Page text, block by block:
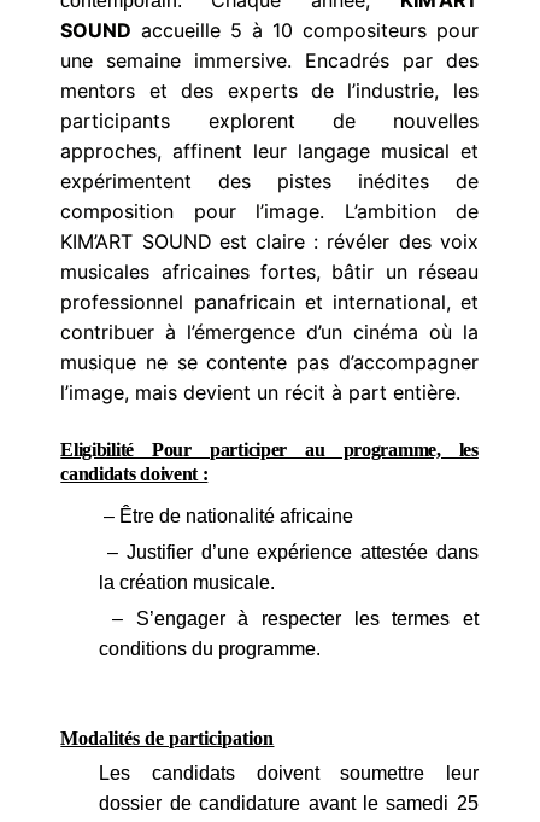
SOUND accueille 5 à 10 compositeurs pour
une semaine immersive. Encadrés par des
mentors et des experts de l’industrie, les
participants explorent de nouvelles
approches, affinent leur langage musical et
expérimentent des pistes inédites de
composition pour l’image. L’ambition de
KIM’ART SOUND est claire : révéler des voix
musicales africaines fortes, bâtir un réseau
professionnel panafricain et international, et
contribuer à l’émergence d’un cinéma où la
musique ne se contente pas d’accompagner
l’image, mais devient un récit à part entière.
Eligibilité Pour participer au programme, les
candidats doivent :
– Être de nationalité africaine
– Justifier d’une expérience attestée dans
la création musicale.
– S’engager à respecter les termes et
conditions du programme.
Modalités de participation
Les candidats doivent soumettre leur
dossier de candidature avant le samedi 25